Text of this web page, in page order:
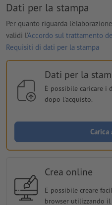
Dati per la stampa
Per quanto riguarda
validi l'Accordo sul trattamento
Requisiti di dati per la stampa
Dati per la
È possibile caricare i
dopo l'acquisto.
Carica
Crea online
È possibile creare
browser utilizzando